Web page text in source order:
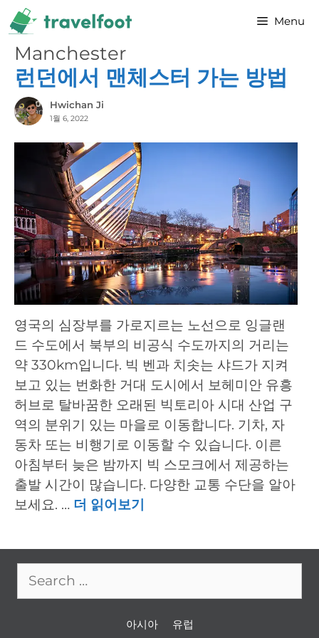
Skip
to
content
Menu
Manchester
런던에서 맨체스터 가는 방법
Hwichan Ji
1월 6, 2022
영국의 심장부를 가로지르는 노선으로 잉글랜
드 수도에서 북부의 비공식 수도까지의 거리는
약 330km입니다. 빅 벤과 치솟는 샤드가 지켜
보고 있는 번화한 거대 도시에서 보헤미안 유흥
허브로 탈바꿈한 오래된 빅토리아 시대 산업 구
역의 분위기 있는 마을로 이동합니다. 기차, 자
동차 또는 비행기로 이동할 수 있습니다. 이른
아침부터 늦은 밤까지 빅 스모크에서 제공하는
출발 시간이 많습니다. 다양한 교통 수단을 알아
보세요. … 더 읽어보기
for:
아시아 유럽